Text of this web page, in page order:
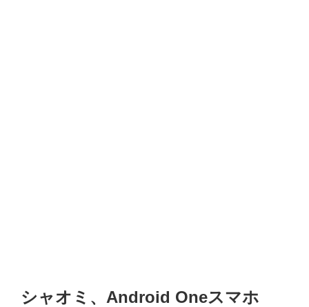
シャオミ、Android Oneスマホ